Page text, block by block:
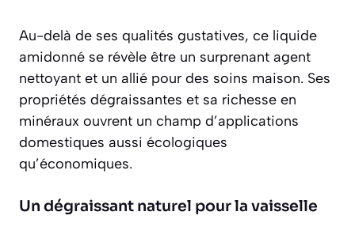
Au-delà de ses qualités gustatives, ce liquide
amidonné se révèle être un surprenant agent
nettoyant et un allié pour des soins maison. Ses
propriétés dégraissantes et sa richesse en
minéraux ouvrent un champ d’applications
domestiques aussi écologiques
qu’économiques.
Un dégraissant naturel pour la vaisselle